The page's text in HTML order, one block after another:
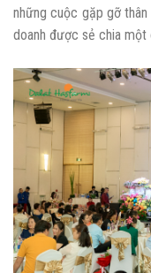
những cuộc gặp gỡ
doanh được sẻ chia